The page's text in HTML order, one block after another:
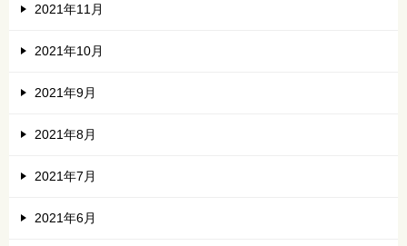
2021年11月
2021年10月
2021年9月
2021年8月
2021年7月
2021年6月